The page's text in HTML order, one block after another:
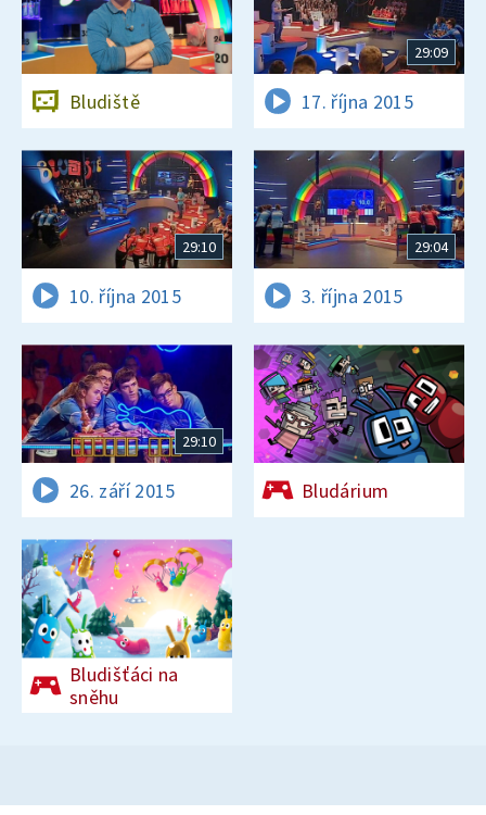
Bludiště
29:09
17. října 2015
29:10
10. října 2015
29:04
3. října 2015
29:10
26. září 2015 Bludárium
Bludišťáci na
sněhu